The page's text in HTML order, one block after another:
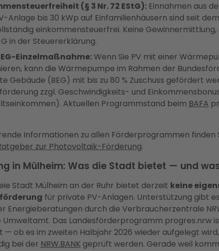
(§ 3 Nr. 72 EStG):Einnahmen aus
Anlage bis 30 kWp auf Einfamilienhäusern sind seit
einkommensteuerfrei. Keine Gewinnermittlung,
in der Steuererklärung.
Einzelmaßnahme:Wenn Sie PV mit einer
kann die Wärmepumpe im Rahmen der
Gebäude (BEG) mit bis zu 80 % Zuschuss gefördert
zzgl. Geschwindigkeits- und
Aktuellen Programmstand beim BAFA
Informationen zu allen Förderprogrammen finden
zur Photovoltaik-Förderung.
in Mülheim: Was die Stadt bietet — und
Stadt Mülheim an der Ruhr bietet derzeit keine
für private PV-Anlagen. Unterstützung gibt
Energieberatungen durch die Verbraucherzentrale
Das Landesförderprogramm progres.nrw
— ob es im zweiten Halbjahr 2026 wieder aufgelegt
bei der NRW.BANK geprüft werden. Gerade weil